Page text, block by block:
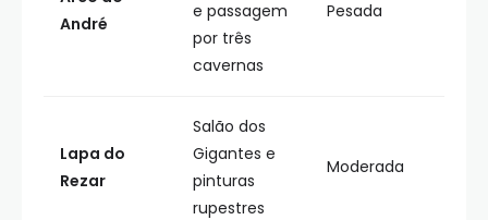
André
e passagem
por três
cavernas
Pesada
Lapa do
Rezar
Salão dos
Gigantes e
pinturas
rupestres
Moderada